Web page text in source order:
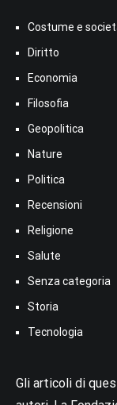
Costume e
Diritto
Economia
Filosofia
Geopolitica
Nature
Politica
Recensioni
Religione
Salute
Senza categoria
Storia
Tecnologia
Gli articoli di